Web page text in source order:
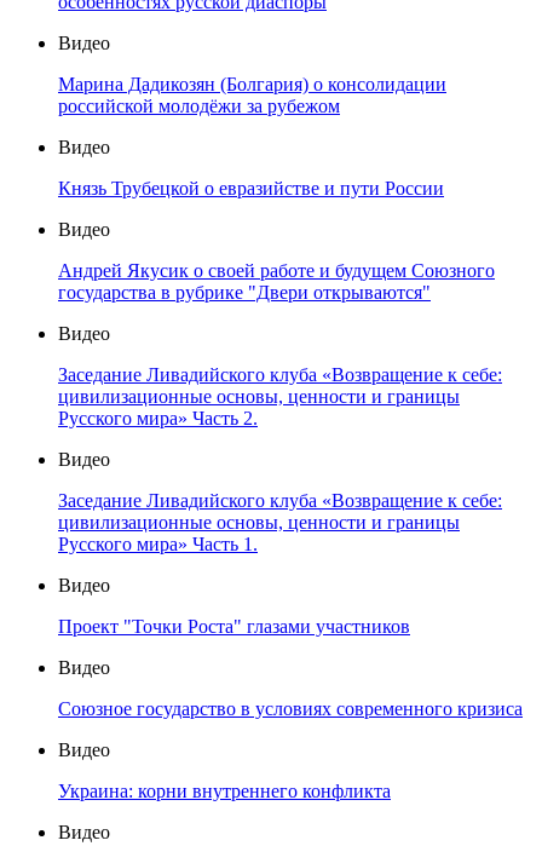
Видео
Марина Дадикозян (Болгария) о консолидации
российской молодёжи за рубежом
Видео
Князь Трубецкой о евразийстве и пути России
Видео
Андрей Якусик о своей работе и будущем Союзного
государства в рубрике "Двери открываются"
Видео
Заседание Ливадийского клуба «Возвращение к себе:
цивилизационные основы, ценности и границы
Русского мира» Часть 2.
Видео
Заседание Ливадийского клуба «Возвращение к себе:
цивилизационные основы, ценности и границы
Русского мира» Часть 1.
Видео
Проект "Точки Роста" глазами участников
Видео
Союзное государство в условиях современного кризиса
Видео
Украина: корни внутреннего конфликта
Видео